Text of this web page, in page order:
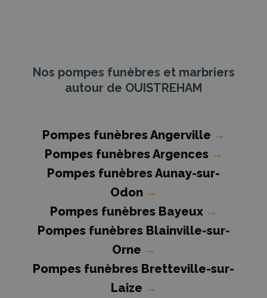
Nos pompes funèbres et marbriers
autour de OUISTREHAM
Pompes funèbres Angerville →
Pompes funèbres Argences →
Pompes funèbres Aunay-sur-
Odon →
Pompes funèbres Bayeux →
Pompes funèbres Blainville-sur-
Orne →
Pompes funèbres Bretteville-sur-
Laize →